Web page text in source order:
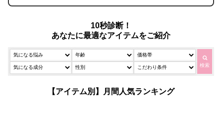
10秒診断！
あなたに最適なアイテムをご紹介
検索
【アイテム別】月間人気ランキング